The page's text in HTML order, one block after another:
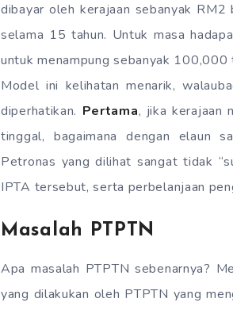
dibayar oleh kerajaan sebanyak
selama 15 tahun. Untuk masa
untuk menampung sebanyak
Model ini kelihatan menarik,
diperhatikan. Pertama, jika kerajaan
tinggal, bagaimana dengan elaun
Petronas yang dilihat sangat tidak
IPTA tersebut, serta perbelanjaan
Masalah PTPTN
Apa masalah PTPTN sebenarnya?
yang dilakukan oleh PTPTN yang